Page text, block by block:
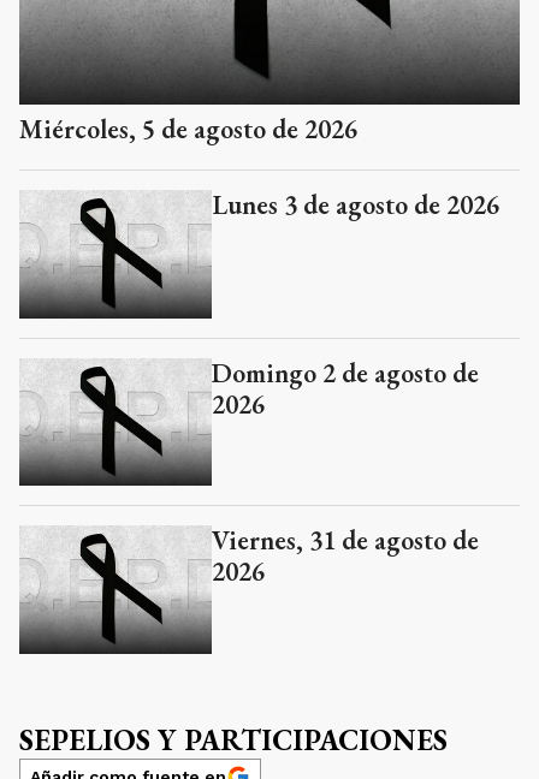
Miércoles, 5 de agosto de 2026
Lunes 3 de agosto de 2026
Domingo 2 de agosto de
2026
Viernes, 31 de agosto de
2026
SEPELIOS Y PARTICIPACIONES